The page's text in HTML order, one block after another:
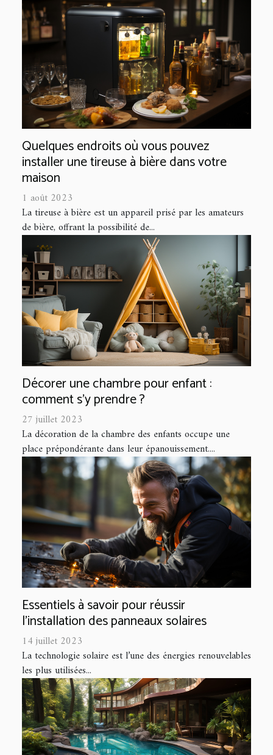
Quelques endroits où vous pouvez
installer une tireuse à bière dans votre
maison
1 août 2023
La tireuse à bière est un appareil prisé par les amateurs
de bière, offrant la possibilité de...
Décorer une chambre pour enfant :
comment s’y prendre ?
27 juillet 2023
La décoration de la chambre des enfants occupe une
place prépondérante dans leur épanouissement....
Essentiels à savoir pour réussir
l'installation des panneaux solaires
14 juillet 2023
La technologie solaire est l’une des énergies renouvelables
les plus utilisées...